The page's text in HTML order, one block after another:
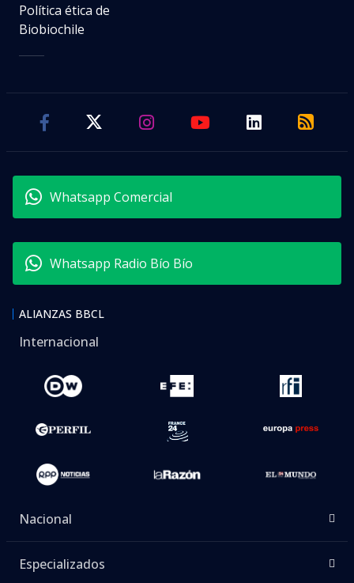
Política ética de
Biobiochile
Whatsapp Comercial
Whatsapp Radio Bío Bío
ALIANZAS BBCL
Internacional
Nacional
Especializados